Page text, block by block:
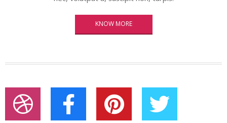
KNOW MORE